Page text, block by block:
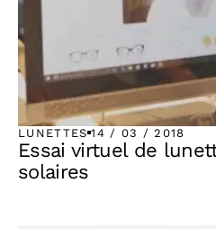
LUNETTES 14 / 03 / 2018
Essai virtuel de
solaires